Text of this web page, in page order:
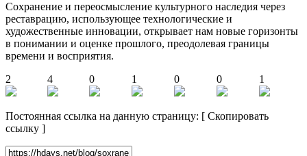
Сохранение и переосмысление культурного наследия через
реставрацию, использующее технологические и
художественные инновации, открывает нам новые горизонты
в понимании и оценке прошлого, преодолевая границы
времени и восприятия.
2
4 0 1 0 0 1
Постоянная ссылка на данную страницу: [ Скопировать
ссылку ]